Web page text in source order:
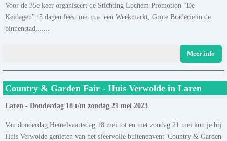
Voor de 35e keer organiseert de Stichting Lochem Promotion "De
Keidagen". 5 dagen feest met o.a. een Weekmarkt, Grote Braderie in de
binnenstad,......
Meer info
Country & Garden Fair - Huis Verwolde in Laren
Laren - Donderdag 18 t/m zondag 21 mei 2023
Van donderdag Hemelvaartsdag 18 mei tot en met zondag 21 mei kun je bij
Huis Verwolde genieten van het sfeervolle buitenenvent 'Country & Garden